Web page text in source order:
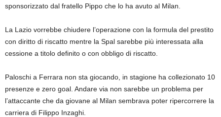
sponsorizzato dal fratello Pippo che lo ha avuto al Milan.
La Lazio vorrebbe chiudere l’operazione con la formula del prestito
con diritto di riscatto mentre la Spal sarebbe più interessata alla
cessione a titolo definito o con obbligo di riscatto.
Paloschi a Ferrara non sta giocando, in stagione ha collezionato 10
presenze e zero goal. Andare via non sarebbe un problema per
l’attaccante che da giovane al Milan sembrava poter ripercorrere la
carriera di Filippo Inzaghi.